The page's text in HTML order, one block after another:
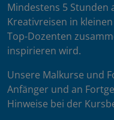
Mindestens 5 Stunden
Kreativreisen in
Top-Dozenten
inspirieren wird.
Unsere Malkurse und
Anfänger und an
Hinweise bei der